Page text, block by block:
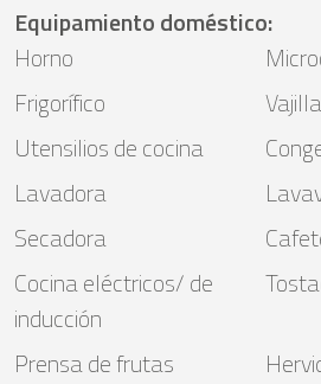
Equipamiento doméstico:
Horno
Frigorífico
Utensilios de cocina
Lavadora
Secadora
Cocina eléctricos/ de
inducción
Prensa de frutas